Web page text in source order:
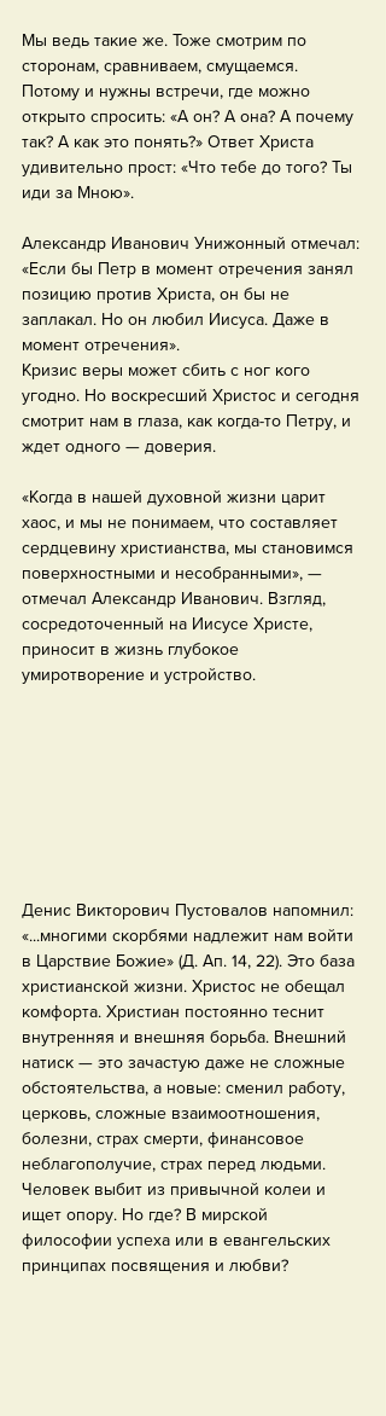
Мы ведь такие же. Тоже смотрим по
сторонам, сравниваем, смущаемся.
Потому и нужны встречи, где можно
открыто спросить: «А он? А она? А почему
так? А как это понять?» Ответ Христа
удивительно прост: «Что тебе до того? Ты
иди за Мною».
Александр Иванович Унижонный отмечал:
«Если бы Петр в момент отречения занял
позицию против Христа, он бы не
заплакал. Но он любил Иисуса. Даже в
момент отречения».
Кризис веры может сбить с ног кого
угодно. Но воскресший Христос и сегодня
смотрит нам в глаза, как когда-то Петру, и
ждет одного — доверия.
«Когда в нашей духовной жизни царит
хаос, и мы не понимаем, что составляет
сердцевину христианства, мы становимся
поверхностными и несобранными», —
отмечал Александр Иванович. Взгляд,
сосредоточенный на Иисусе Христе,
приносит в жизнь глубокое
умиротворение и устройство.
Денис Викторович Пустовалов напомнил:
«...многими скорбями надлежит нам войти
в Царствие Божие» (Д. Ап. 14, 22). Это база
христианской жизни. Христос не обещал
комфорта. Христиан постоянно теснит
внутренняя и внешняя борьба. Внешний
натиск — это зачастую даже не сложные
обстоятельства, а новые: сменил работу,
церковь, сложные взаимоотношения,
болезни, страх смерти, финансовое
неблагополучие, страх перед людьми.
Человек выбит из привычной колеи и
ищет опору. Но где? В мирской
философии успеха или в евангельских
принципах посвящения и любви?